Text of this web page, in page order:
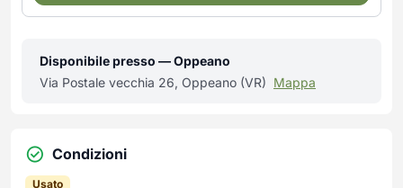
Tritaverdure elettrici
Yogurtiere
Tavoli e Tavolini
Poltrone Barber Shop
Sedie per ufficio
Disponibile presso — Oppeano
Via Postale vecchia 26, Oppeano (VR) Mappa
Condizioni
Usato